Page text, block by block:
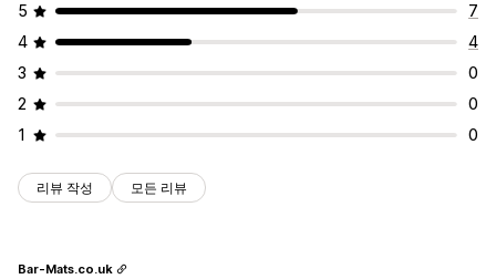
5
7
4
4
3
0
2
0
1
0
리뷰 작성 모든 리뷰
Bar-Mats.co.uk